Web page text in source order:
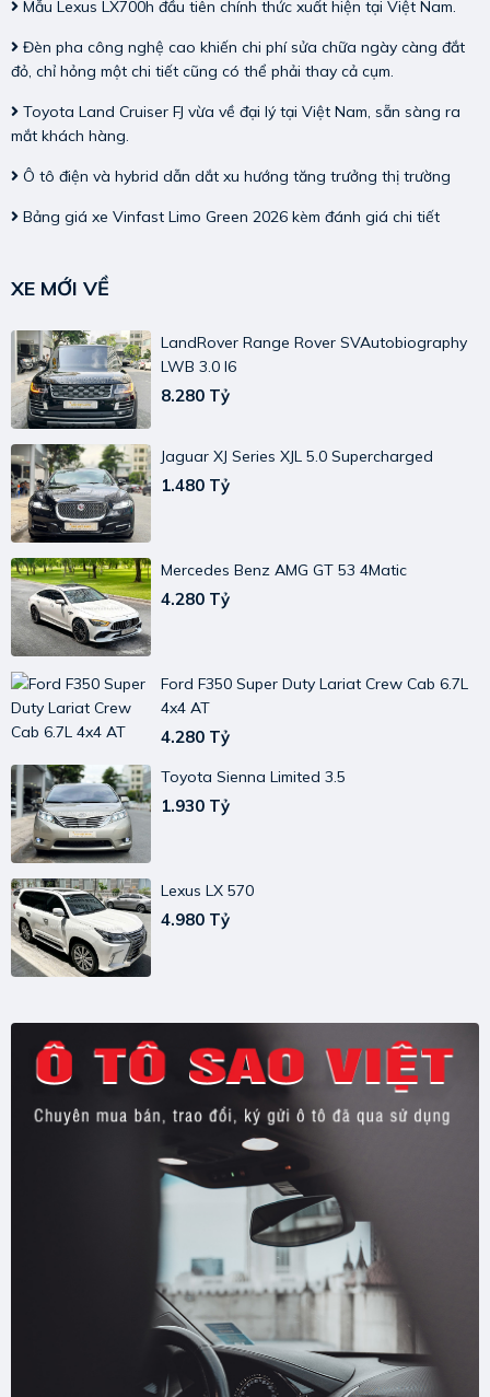
Mẫu Lexus LX700h đầu tiên chính thức xuất hiện tại Việt Nam.
Đèn pha công nghệ cao khiến chi phí sửa chữa ngày càng đắt
đỏ, chỉ hỏng một chi tiết cũng có thể phải thay cả cụm.
Toyota Land Cruiser FJ vừa về đại lý tại Việt Nam, sẵn sàng ra
mắt khách hàng.
Ô tô điện và hybrid dẫn dắt xu hướng tăng trưởng thị trường
Bảng giá xe Vinfast Limo Green 2026 kèm đánh giá chi tiết
XE MỚI VỀ
LandRover Range Rover SVAutobiography
LWB 3.0 I6
8.280 Tỷ
Jaguar XJ Series XJL 5.0 Supercharged
1.480 Tỷ
Mercedes Benz AMG GT 53 4Matic
4.280 Tỷ
Ford F350 Super Duty Lariat Crew Cab 6.7L
4x4 AT
4.280 Tỷ
Toyota Sienna Limited 3.5
1.930 Tỷ
Lexus LX 570
4.980 Tỷ